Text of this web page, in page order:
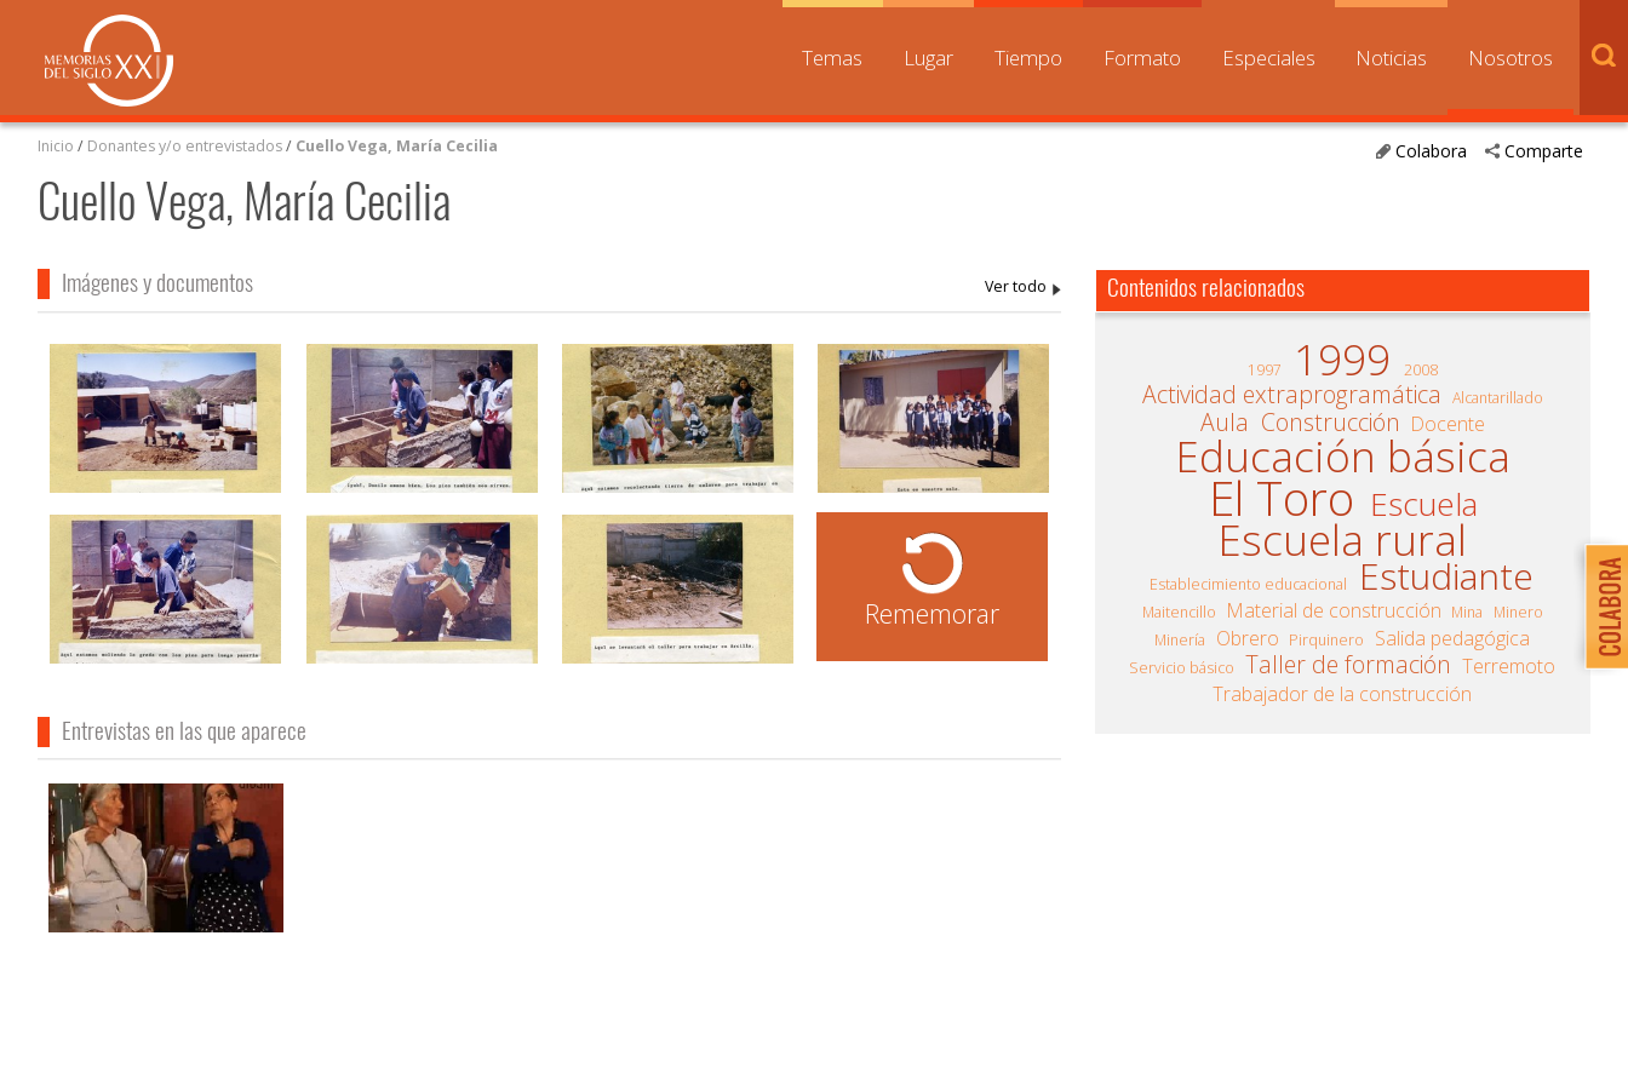
Temas Lugar Tiempo Formato Especiales Noticias Nosotros
Comparte
Colabora
Inicio / Donantes y/o entrevistados/ Cuello Vega, María Cecilia
Cuello Vega, María Cecilia
Imágenes y documentos
Rememorar
Entrevistas en las que aparece
Contenidos relacionados
1997 1999 2008
Actividad extraprogramática Alcantarillado
Aula Construcción Docente
Educación básica
El Toro Escuela
Escuela rural
Establecimiento educacional Estudiante
Maitencillo Material de construcción Mina
Minero
Minería
Obrero Pirquinero Salida pedagógica
Servicio básico Taller de formación Terremoto
Trabajador de la construcción